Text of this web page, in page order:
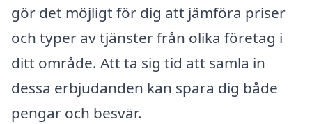
gör det möjligt för dig att jämföra priser
och typer av tjänster från olika företag i
ditt område. Att ta sig tid att samla in
dessa erbjudanden kan spara dig både
pengar och besvär.